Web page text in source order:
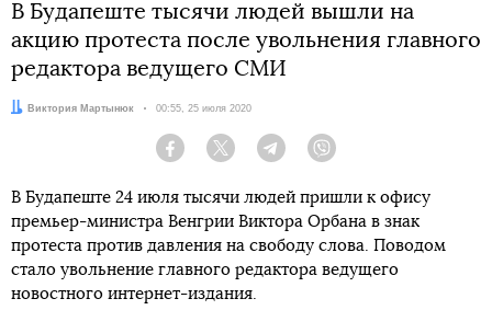
В Будапеште тысячи людей вышли на
акцию протеста после увольнения главного
редактора ведущего СМИ
Автор:Виктория Мартынюк Дата:
00:55, 25 июля 2020
Facebook Twitter Telegram
В Будапеште 24 июля тысячи людей пришли к офису
премьер-министра Венгрии Виктора Орбана в знак
протеста против давления на свободу слова. Поводом
стало увольнение главного редактора ведущего
новостного интернет-издания.